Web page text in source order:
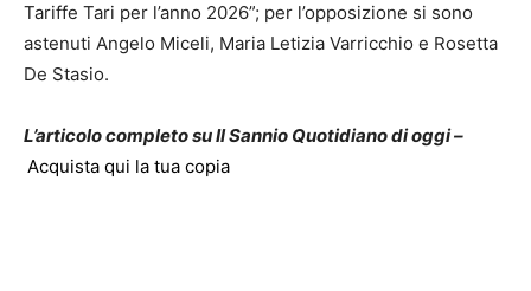
Tariffe Tari per l’anno 2026”; per l’opposizione si sono
astenuti Angelo Miceli, Maria Letizia Varricchio e Rosetta
De Stasio.
L’articolo completo su Il Sannio Quotidiano di oggi –
Acquista qui la tua copia